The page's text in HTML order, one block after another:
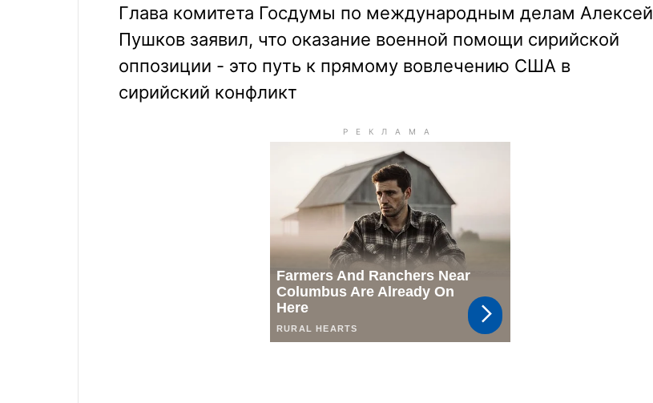
Глава комитета Госдумы по международным делам Алексей
Пушков заявил, что оказание военной помощи сирийской
оппозиции - это путь к прямому вовлечению США в
сирийский конфликт